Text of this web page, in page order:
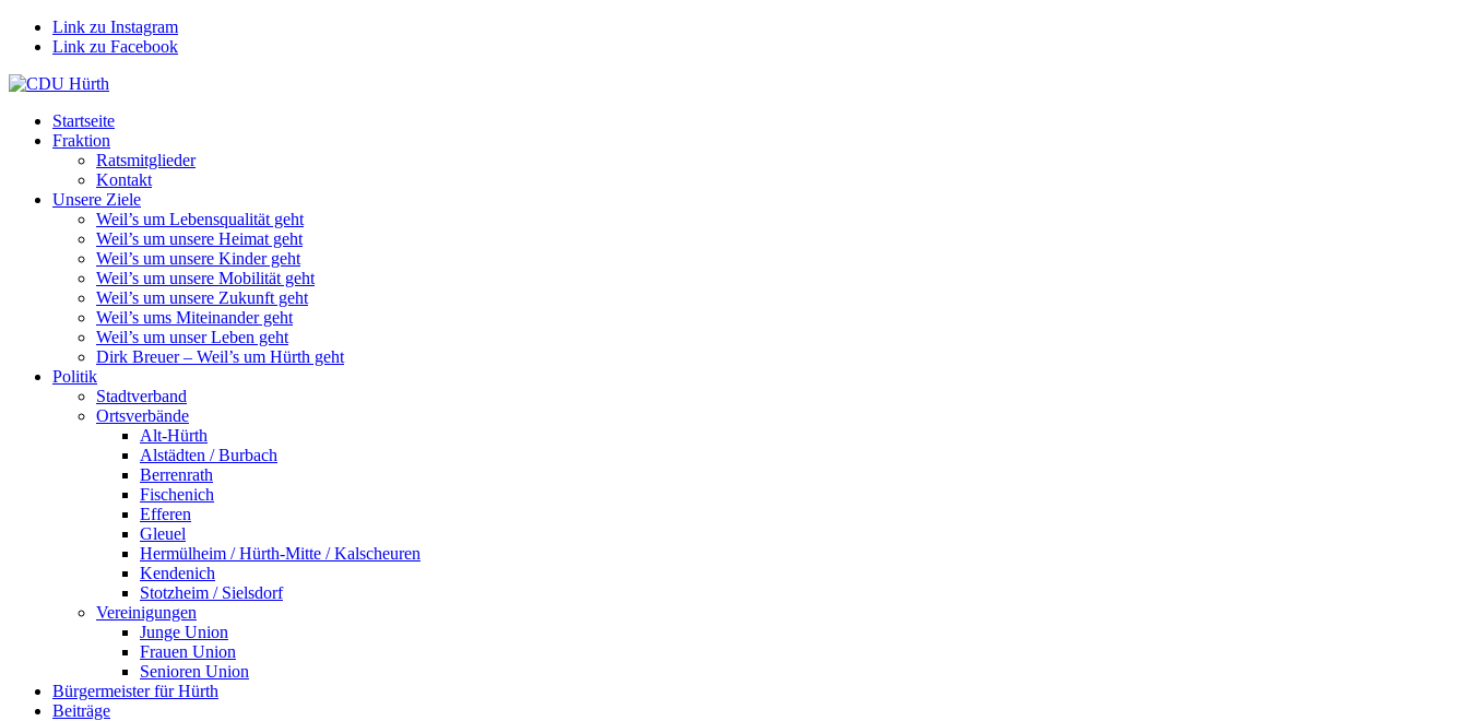
Link zu Instagram
Link zu Facebook
Startseite
Fraktion
Ratsmitglieder
Kontakt
Unsere Ziele
Weil’s um Lebensqualität geht
Weil’s um unsere Heimat geht
Weil’s um unsere Kinder geht
Weil’s um unsere Mobilität geht
Weil’s um unsere Zukunft geht
Weil’s ums Miteinander geht
Weil’s um unser Leben geht
Dirk Breuer – Weil’s um Hürth geht
Politik
Stadtverband
Ortsverbände
Alt-Hürth
Alstädten / Burbach
Berrenrath
Fischenich
Efferen
Gleuel
Hermülheim / Hürth-Mitte / Kalscheuren
Kendenich
Stotzheim / Sielsdorf
Vereinigungen
Junge Union
Frauen Union
Senioren Union
Bürgermeister für Hürth
Beiträge